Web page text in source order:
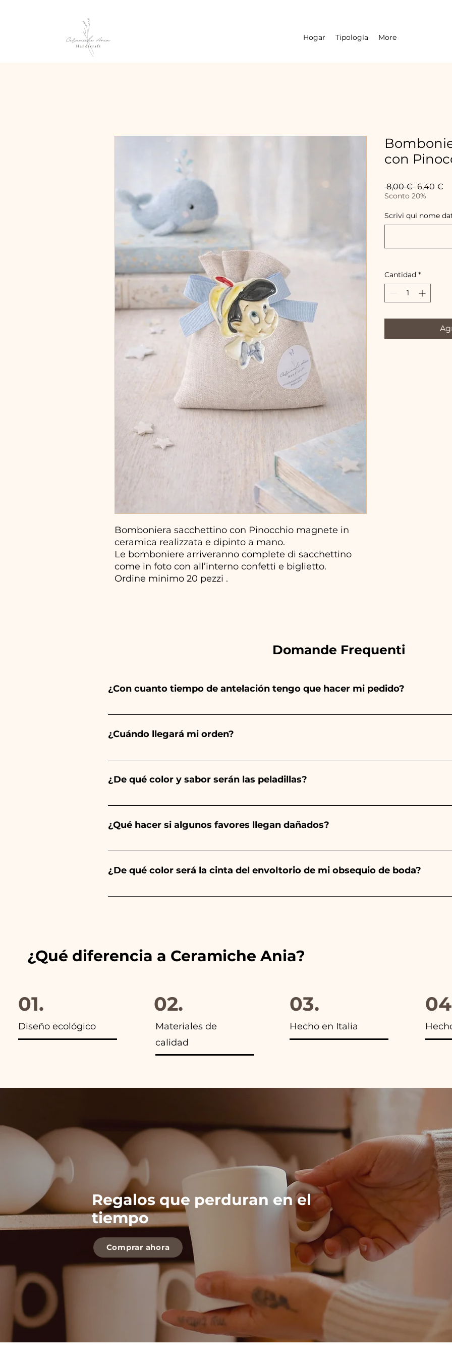
Hogar Tipología More
Bomboniera sacchettino con Pinocchio magnete in
ceramica realizzata e dipinto a mano.
Le bomboniere arriveranno complete di sacchettino
come in foto con all’interno confetti e biglietto.
Ordine minimo 20 pezzi .
con
8,00 € Precio
6,40 €
Sconto 20%
Scrivi qui nome
Cantidad *
Domande Frequenti
¿Con cuanto tiempo de antelación tengo que hacer mi pedido?
Ceramiche Ania crea y pinta totalmente a mano, ¡por lo que su creación lleva
tu evento es antes de los horarios indicados, ¡contáctanos para solicitar información
¿Cuándo llegará mi orden?
Se garantiza la recepción del pedido 10/15 días antes del evento.
¿De qué color y sabor serán las peladillas?
El sabor de las peladillas siempre será almendrado, el color varía según el tipo de
Comunión, Confirmación y Boda será de color blanco. - Para Graduación, será Rojo
¿Qué hacer si algunos favores llegan dañados?
Llevamos muchos años en el sector y sabemos cuidar tus pedidos pero si algo se
¿De qué color será la cinta del envoltorio de mi obsequio de boda?
Siempre combinamos los colores de las cintas con los colores del detalle de boda
¿Qué diferencia a Ceramiche Ania?
01.
Diseño ecológico
02.
Materiales de
calidad
03.
Hecho en Italia
Regalos que perduran en el
tiempo
Comprar ahora